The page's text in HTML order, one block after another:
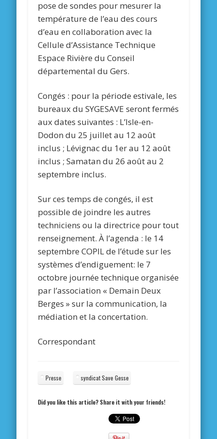
pose de sondes pour mesurer la
température de l’eau des cours
d’eau en collaboration avec la
Cellule d’Assistance Technique
Espace Rivière du Conseil
départemental du Gers.
Congés : pour la période estivale, les
bureaux du SYGESAVE seront fermés
aux dates suivantes : L’Isle-en-
Dodon du 25 juillet au 12 août
inclus ; Lévignac du 1er au 12 août
inclus ; Samatan du 26 août au 2
septembre inclus.
Sur ces temps de congés, il est
possible de joindre les autres
techniciens ou la directrice pour tout
renseignement. À l’agenda : le 14
septembre COPIL de l’étude sur les
systèmes d’endiguement: le 7
octobre journée technique organisée
par l’association « Demain Deux
Berges » sur la communication, la
médiation et la concertation.
Correspondant
Presse syndicat Save Gesse
Did you like this article? Share it with your friends!